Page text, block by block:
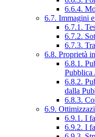
6.6.4.
6.7. Immagini
6.7.1.
6.7.2.
6.7.3.
6.8. Proprietà
6.8.1.
Pubblica
6.8.2.
dalla
6.8.3.
6.9.
6.9.1. I
6.9.2. I